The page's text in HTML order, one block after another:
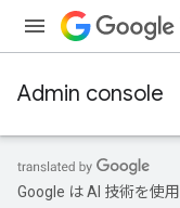
Admin console
Google は AI 技術を使